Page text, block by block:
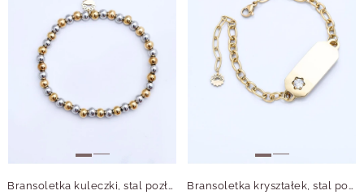
Bransoletka kuleczki, stal pozłacana S116349M00 Bransoletka kryształek, stal pozłacana S116422Z00